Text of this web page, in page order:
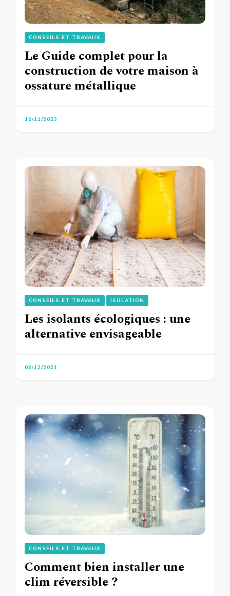
CONSEILS ET TRAVAUX
Le Guide complet pour la
construction de votre maison à
ossature métallique
12/11/2023
CONSEILS ET TRAVAUX ISOLATION
Les isolants écologiques : une
alternative envisageable
03/12/2021
CONSEILS ET TRAVAUX
Comment bien installer une
clim réversible ?